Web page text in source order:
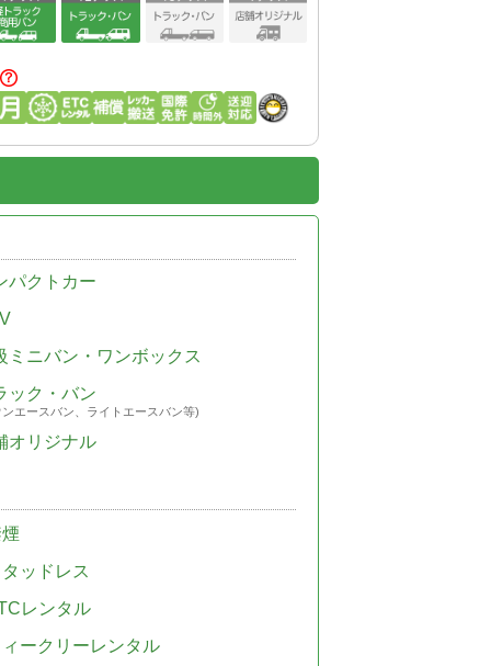
パクトカー
ミニバン・ワンボックス
ック・バン
エースバン、ライトエースバン等)
オリジナル
ッドレス
レンタル
ークリーレンタル